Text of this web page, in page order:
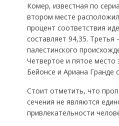
Комер, известная по
втором месте
процент соответствия
составляет 94,35.
палестинского
Четвертое и пятое место
Бейонсе и Ариана Гранде
Стоит отметить, что
сечения не являются
привлекательности